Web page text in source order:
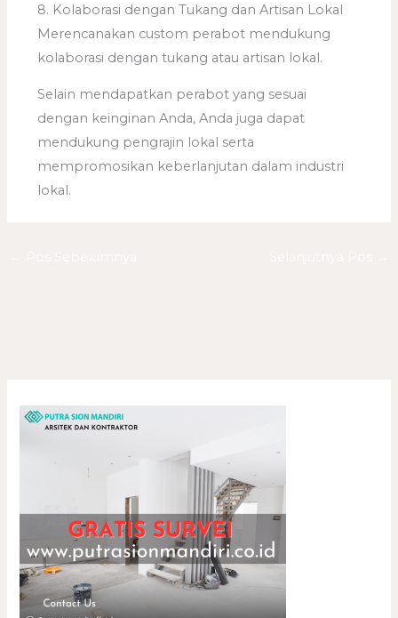
8. Kolaborasi dengan Tukang dan Artisan Lokal
Merencanakan custom perabot mendukung
kolaborasi dengan tukang atau artisan lokal.
Selain mendapatkan perabot yang sesuai
dengan keinginan Anda, Anda juga dapat
mendukung pengrajin lokal serta
mempromosikan keberlanjutan dalam industri
lokal.